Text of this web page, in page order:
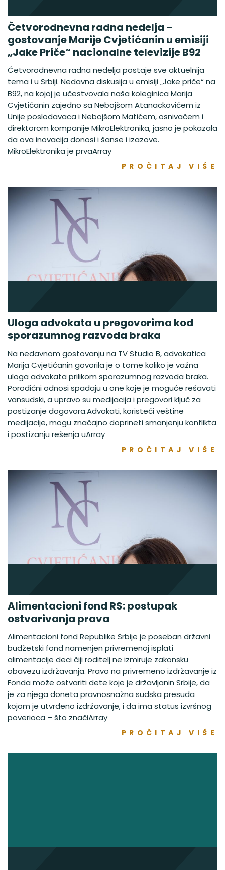
Četvorodnevna radna nedelja –
gostovanje Marije Cvjetićanin u emisiji
„Jake Priče“ nacionalne televizije B92
Četvorodnevna radna nedelja postaje sve aktuelnija
tema i u Srbiji. Nedavna diskusija u emisiji „Jake priče“ na
B92, na kojoj je učestvovala naša koleginica Marija
Cvjetićanin zajedno sa Nebojšom Atanackovićem iz
Unije poslodavaca i Nebojšom Matićem, osnivačem i
direktorom kompanije MikroElektronika, jasno je pokazala
da ova inovacija donosi i šanse i izazove.
MikroElektronika je prvaArray
PROČITAJ VIŠE
Uloga advokata u pregovorima kod
sporazumnog razvoda braka
Na nedavnom gostovanju na TV Studio B, advokatica
Marija Cvjetićanin govorila je o tome koliko je važna
uloga advokata prilikom sporazumnog razvoda braka.
Porodični odnosi spadaju u one koje je moguće rešavati
vansudski, a upravo su medijacija i pregovori ključ za
postizanje dogovora.Advokati, koristeći veštine
medijacije, mogu značajno doprineti smanjenju konflikta
i postizanju rešenja uArray
PROČITAJ VIŠE
Alimentacioni fond RS: postupak
ostvarivanja prava
Alimentacioni fond Republike Srbije je poseban državni
budžetski fond namenjen privremenoj isplati
alimentacije deci čiji roditelj ne izmiruje zakonsku
obavezu izdržavanja. Pravo na privremeno izdržavanje iz
Fonda može ostvariti dete koje je državljanin Srbije, da
je za njega doneta pravnosnažna sudska presuda
kojom je utvrđeno izdržavanje, i da ima status izvršnog
poverioca – što značiArray
PROČITAJ VIŠE